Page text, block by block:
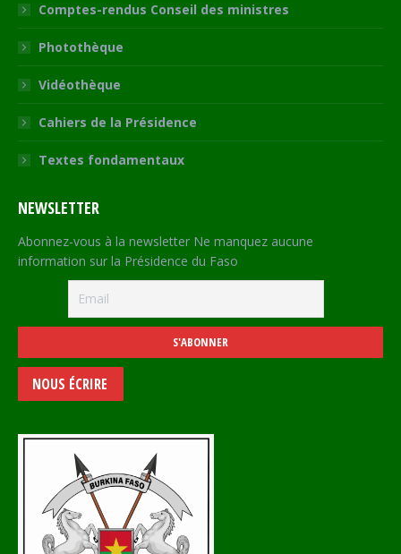
Comptes-rendus Conseil des ministres
Photothèque
Vidéothèque
Cahiers de la Présidence
Textes fondamentaux
NEWSLETTER
Abonnez-vous à la newsletter Ne manquez aucune
information sur la Présidence du Faso
NOUS ÉCRIRE